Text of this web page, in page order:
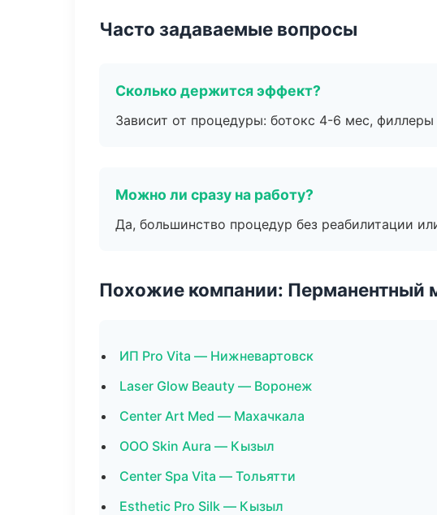
Часто задаваемые вопросы
Сколько держится эффект?
Зависит от процедуры: ботокс 4-6 мес,
Можно ли сразу на работу?
Да, большинство процедур без реабилитации
Похожие компании: Перманентный
ИП Pro Vita — Нижневартовск
Laser Glow Beauty — Воронеж
Center Art Med — Махачкала
ООО Skin Aura — Кызыл
Center Spa Vita — Тольятти
Esthetic Pro Silk — Кызыл